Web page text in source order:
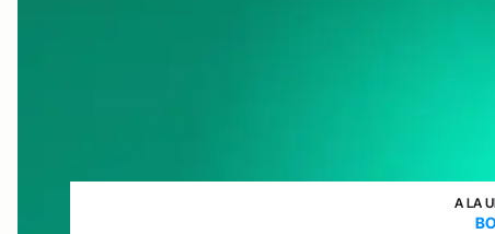
A LA